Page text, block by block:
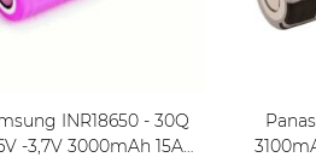
INR18650 - 30Q
-3,7V 3000mAh 15A